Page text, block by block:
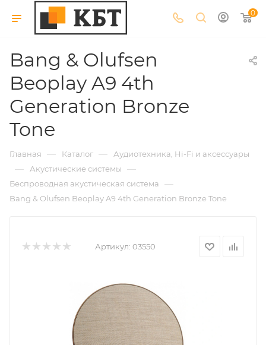
0
Bang & Olufsen
Beoplay A9 4th
Generation Bronze
Tone
Главная — Каталог — Аудиотехника, Hi-Fi и аксессуары
— Акустические системы —
Беспроводная акустическая система —
Bang & Olufsen Beoplay A9 4th Generation Bronze Tone
Артикул: 03550